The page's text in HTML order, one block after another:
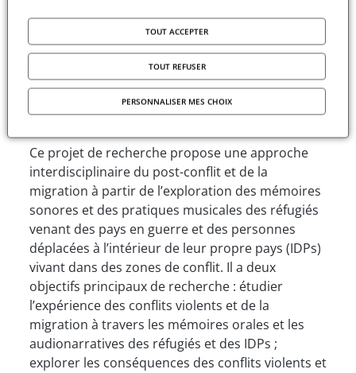
Activités de recherche
Mémoires sonores et pratiques musicales en
situation de post-conflit et migration
Ce projet de recherche propose une approche
interdisciplinaire du post-conflit et de la
migration à partir de l’exploration des mémoires
sonores et des pratiques musicales des réfugiés
venant des pays en guerre et des personnes
déplacées à l’intérieur de leur propre pays (IDPs)
vivant dans des zones de conflit. Il a deux
objectifs principaux de recherche : étudier
l’expérience des conflits violents et de la
migration à travers les mémoires orales et les
audionarratives des réfugiés et des IDPs ;
explorer les conséquences des conflits violents et
TOUT ACCEPTER
TOUT REFUSER
PERSONNALISER MES CHOIX